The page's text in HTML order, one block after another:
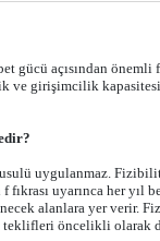
gücü açısından
ve girişimcilik
uygulanmaz.
uyarınca her yıl
alanlara yer verir.
öncelikli olarak